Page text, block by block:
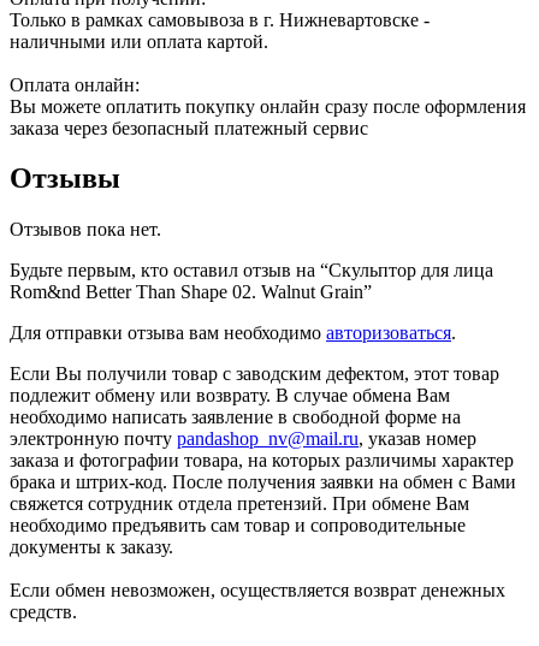
Только в рамках самовывоза в г. Нижневартовске -
наличными или оплата картой.
Оплата онлайн:
Вы можете оплатить покупку онлайн сразу после оформления
заказа через безопасный платежный сервис
Отзывы
Отзывов пока нет.
Будьте первым, кто оставил отзыв на “Скульптор для лица
Rom&nd Better Than Shape 02. Walnut Grain”
Для отправки отзыва вам необходимо авторизоваться.
Если Вы получили товар с заводским дефектом, этот товар
подлежит обмену или возврату. В случае обмена Вам
необходимо написать заявление в свободной форме на
электронную почту pandashop_nv@mail.ru, указав номер
заказа и фотографии товара, на которых различимы характер
брака и штрих-код. После получения заявки на обмен с Вами
свяжется сотрудник отдела претензий. При обмене Вам
необходимо предъявить сам товар и сопроводительные
документы к заказу.
Если обмен невозможен, осуществляется возврат денежных
средств.